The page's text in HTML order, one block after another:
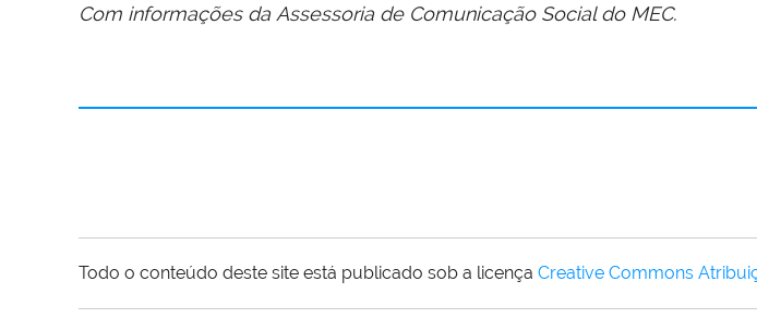
Com informações da Assessoria de Comunicação Social do MEC.
Todo o conteúdo deste site está publicado sob a licença Creative Commons